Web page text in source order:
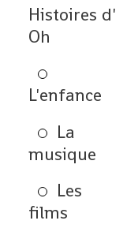
Histoires d'
Oh
L'enfance
La
musique
Les
films